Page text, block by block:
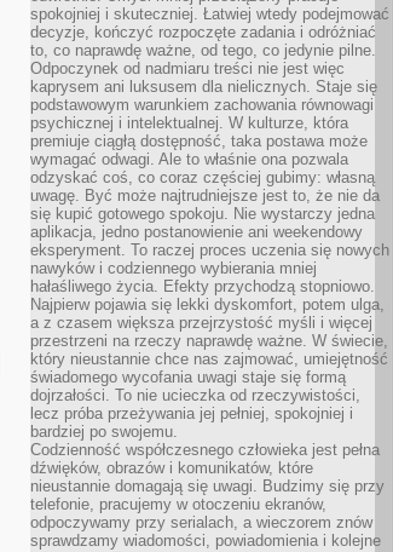
spokojniej i skuteczniej. Łatwiej wtedy podejmować
decyzje, kończyć rozpoczęte zadania i odróżniać
to, co naprawdę ważne, od tego, co jedynie pilne.
Odpoczynek od nadmiaru treści nie jest więc
kaprysem ani luksusem dla nielicznych. Staje się
podstawowym warunkiem zachowania równowagi
psychicznej i intelektualnej. W kulturze, która
premiuje ciągłą dostępność, taka postawa może
wymagać odwagi. Ale to właśnie ona pozwala
odzyskać coś, co coraz częściej gubimy: własną
uwagę. Być może najtrudniejsze jest to, że nie da
się kupić gotowego spokoju. Nie wystarczy jedna
aplikacja, jedno postanowienie ani weekendowy
eksperyment. To raczej proces uczenia się nowych
nawyków i codziennego wybierania mniej
hałaśliwego życia. Efekty przychodzą stopniowo.
Najpierw pojawia się lekki dyskomfort, potem ulga,
a z czasem większa przejrzystość myśli i więcej
przestrzeni na rzeczy naprawdę ważne. W świecie,
który nieustannie chce nas zajmować, umiejętność
świadomego wycofania uwagi staje się formą
dojrzałości. To nie ucieczka od rzeczywistości,
lecz próba przeżywania jej pełniej, spokojniej i
bardziej po swojemu.
Codzienność współczesnego człowieka jest pełna
dźwięków, obrazów i komunikatów, które
nieustannie domagają się uwagi. Budzimy się przy
telefonie, pracujemy w otoczeniu ekranów,
odpoczywamy przy serialach, a wieczorem znów
sprawdzamy wiadomości, powiadomienia i kolejne